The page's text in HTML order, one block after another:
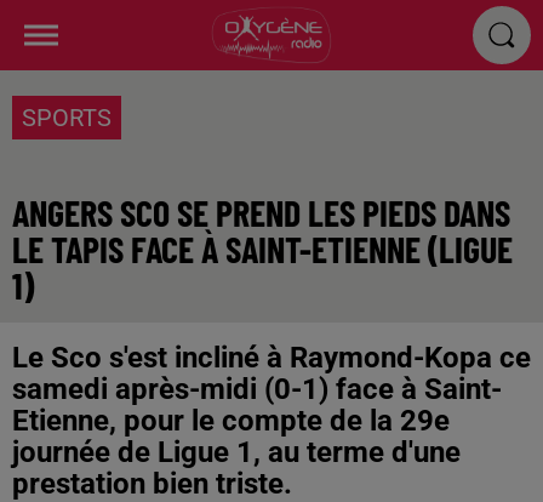
SPORTS
ANGERS SCO SE PREND LES PIEDS DANS
LE TAPIS FACE À SAINT-ETIENNE (LIGUE
1)
Le Sco s'est incliné à Raymond-Kopa ce
samedi après-midi (0-1) face à Saint-
Etienne, pour le compte de la 29e
journée de Ligue 1, au terme d'une
prestation bien triste.